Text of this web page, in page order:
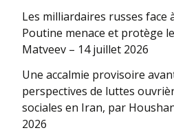
Les milliardaires russes face
Poutine menace et protège
Matveev – 14 juillet 2026
Une accalmie provisoire
perspectives de luttes
sociales en Iran, par
2026